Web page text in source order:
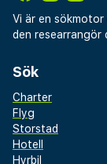
Vi är en
den researrangör
Sök
Charter
Flyg
Storstad
Hotell
Hyrbil